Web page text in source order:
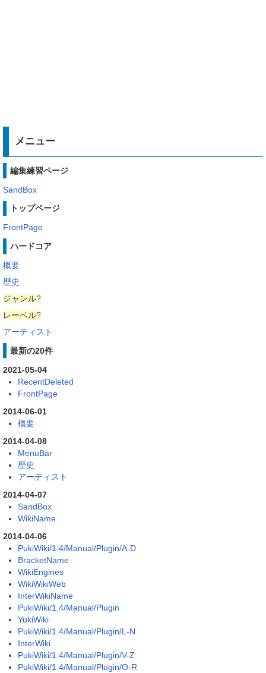
メニュー
編集練習ページ
SandBox
トップページ
FrontPage
ハードコア
概要
歴史
ジャンル?
レーベル?
アーティスト
最新の20件
2021-05-04
RecentDeleted
FrontPage
2014-06-01
概要
2014-04-08
MenuBar
歴史
アーティスト
2014-04-07
SandBox
WikiName
2014-04-06
PukiWiki/1.4/Manual/Plugin/A-D
BracketName
WikiEngines
WikiWikiWeb
InterWikiName
PukiWiki/1.4/Manual/Plugin
YukiWiki
PukiWiki/1.4/Manual/Plugin/L-N
InterWiki
PukiWiki/1.4/Manual/Plugin/V-Z
PukiWiki/1.4/Manual/Plugin/O-R